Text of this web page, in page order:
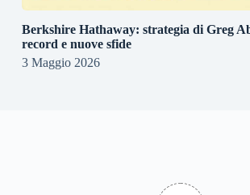
Berkshire Hathaway: strategia di Greg
record e nuove sfide
3 Maggio 2026